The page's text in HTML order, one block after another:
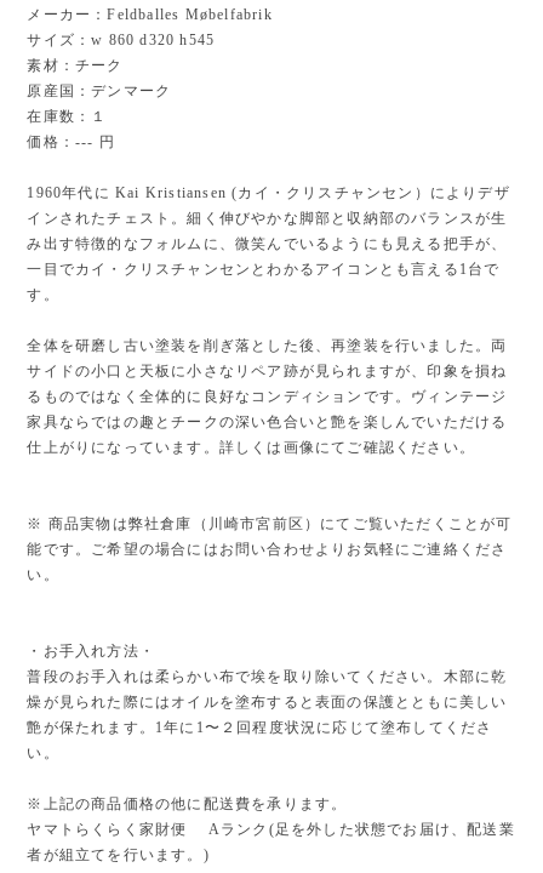
メーカー：Feldballes Møbelfabrik
サイズ：w 860 d320 h545
素材：チーク
原産国：デンマーク
在庫数：１
価格：--- 円
1960年代に Kai Kristiansen (カイ・クリスチャンセン）によりデザ
インされたチェスト。細く伸びやかな脚部と収納部のバランスが生
み出す特徴的なフォルムに、微笑んでいるようにも見える把手が、
一目でカイ・クリスチャンセンとわかるアイコンとも言える1台で
す。
全体を研磨し古い塗装を削ぎ落とした後、再塗装を行いました。両
サイドの小口と天板に小さなリペア跡が見られますが、印象を損ね
るものではなく全体的に良好なコンディションです。ヴィンテージ
家具ならではの趣とチークの深い色合いと艶を楽しんでいただける
仕上がりになっています。詳しくは画像にてご確認ください。
※ 商品実物は弊社倉庫（川崎市宮前区）にてご覧いただくことが可
能です。ご希望の場合にはお問い合わせよりお気軽にご連絡くださ
い。
・お手入れ方法・
普段のお手入れは柔らかい布で埃を取り除いてください。木部に乾
燥が見られた際にはオイルを塗布すると表面の保護とともに美しい
艶が保たれます。1年に1〜２回程度状況に応じて塗布してくださ
い。
※上記の商品価格の他に配送費を承ります。
ヤマトらくらく家財便 Aランク(足を外した状態でお届け、配送業
者が組立てを行います。)